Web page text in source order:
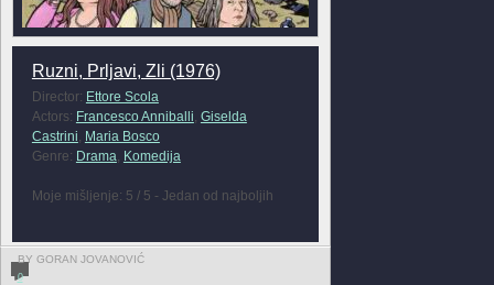
Ruzni, Prljavi, Zli (1976)
Director: Ettore Scola
Actors: Francesco Anniballi, Giselda
Castrini, Maria Bosco
Genre: Drama, Komedija
Moje mišljenje: 5 / 5 - Jedan od najboljih
BY GORAN JOVANOVIĆ
0